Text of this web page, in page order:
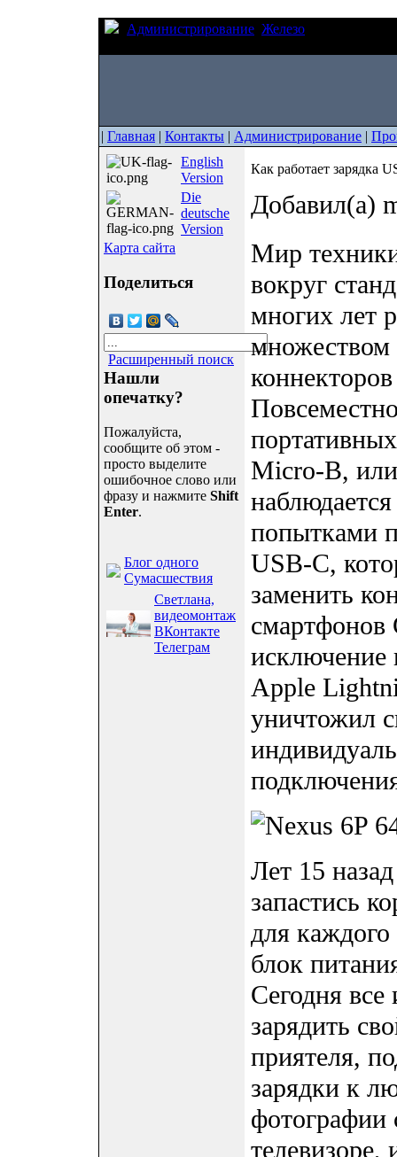
Администрирование Железо
| Главная | Контакты | Администрирование |
English
Version
Die
deutsche
Version
Карта сайта
Поделиться
Расширенный поиск
Нашли
опечатку?
Пожалуйста,
сообщите об этом -
просто выделите
ошибочное слово или
фразу и нажмите Shift
Enter.
Блог одного
Сумасшествия
Светлана,
видеомонтаж
ВКонтакте
Телеграм
Как работает зарядка
Добавил(а)
Мир
вокруг
многих лет
множеством
Micro-B,
попытками
USB-C,
заменить
смартфонов
исключение
Apple
уничтожил
Лет 15
запастись
для каждого
блок
Сегодня
зарядить
приятеля,
зарядки к
фотографии
телевизоре,